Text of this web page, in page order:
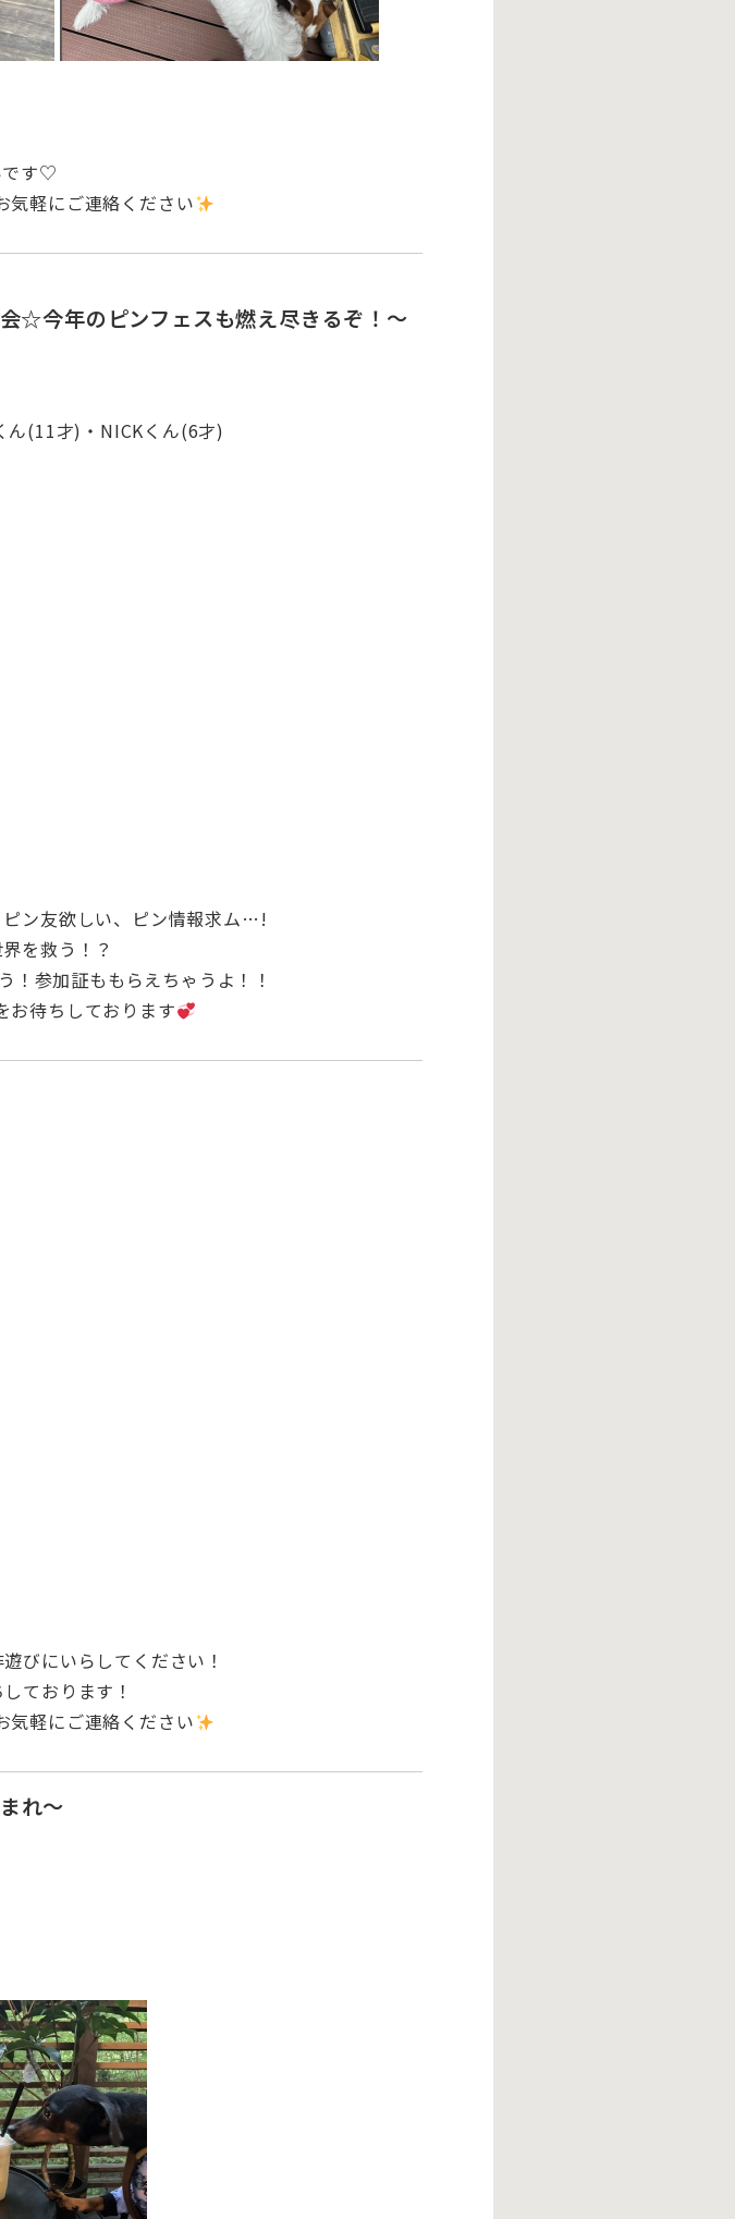
です♡
軽にご連絡ください
☆今年のピンフェスも燃え尽きるぞ！～
ん(11才)・NICKくん(6才)
ピン友欲しい、ピン情報求ム…!
を救う！？
！参加証ももらえちゃうよ！！
お待ちしております
びにいらしてください！
ております！
軽にご連絡ください
れ～